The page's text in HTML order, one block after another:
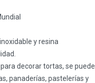
y resina
decorar tortas, se puede
panaderías, pastelerías y